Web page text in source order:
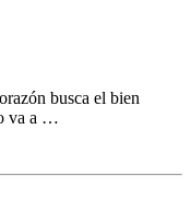
busca el bien
va a …